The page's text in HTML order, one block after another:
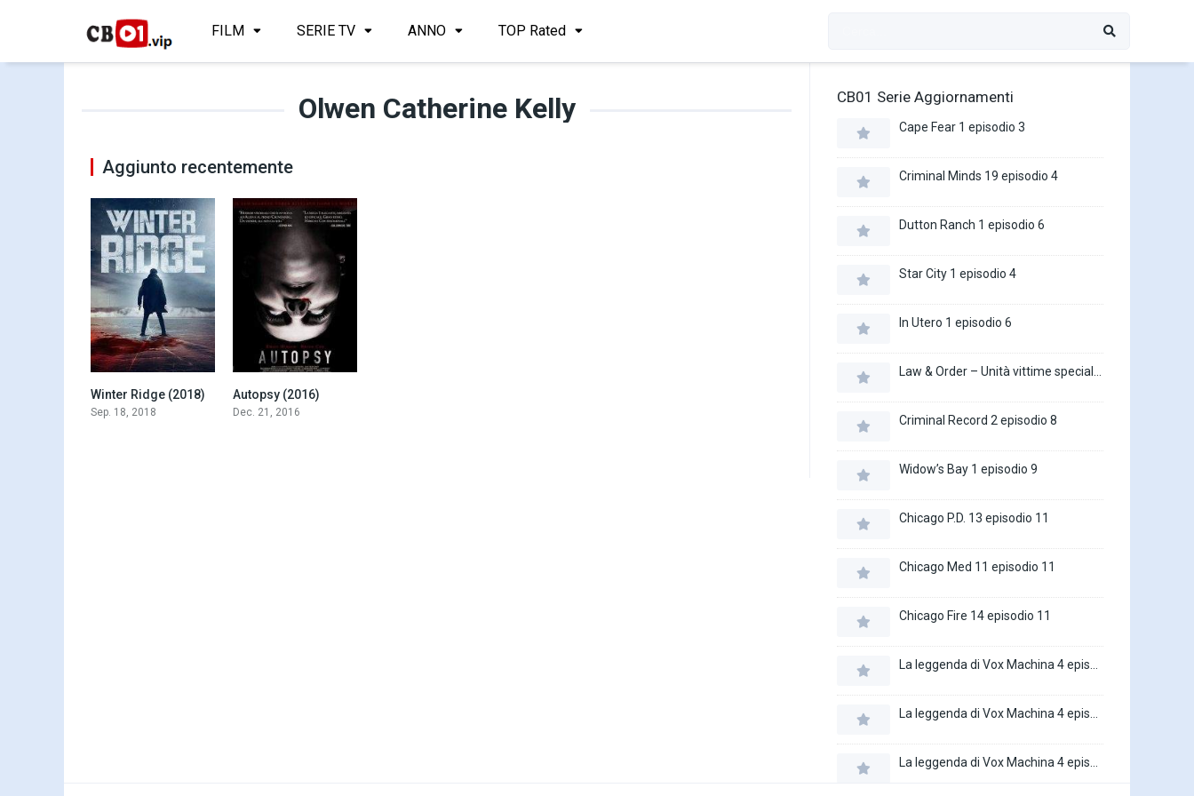
FILM SERIE TV ANNO TOP Rated
Olwen Catherine Kelly
Aggiunto recentemente
4.4
Winter Ridge (2018)
Sep. 18, 2018
Autopsy (2016)
Dec. 21, 2016
CB01 Serie Aggiornamenti
Cape Fear 1 episodio 3
Criminal Minds 19 episodio 4
Dutton Ranch 1 episodio 6
Star City 1 episodio 4
In Utero 1 episodio 6
Criminal Record 2 episodio 8
Widow’s Bay 1 episodio 9
Chicago P.D. 13 episodio 11
Chicago Med 11 episodio 11
Chicago Fire 14 episodio 11